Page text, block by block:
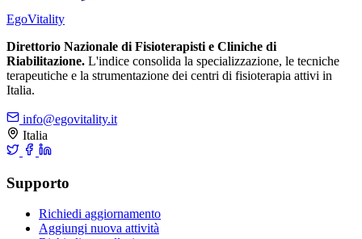
EgoVitality
Direttorio Nazionale di Fisioterapisti e Cliniche di
Riabilitazione. L'indice consolida la specializzazione, le tecniche
terapeutiche e la strumentazione dei centri di fisioterapia attivi in
Italia.
info@egovitality.it
Italia
Supporto
Richiedi aggiornamento
Aggiungi nuova attività